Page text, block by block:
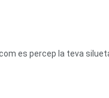
es percep la teva